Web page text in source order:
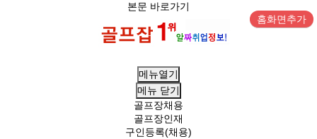
본문 바로가기
홈화면추가
메뉴열기
메뉴 닫기
골프장채용
골프장인재
구인등록(채용)